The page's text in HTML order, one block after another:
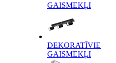
GAISMEKĻI
DEKORATĪVIE
GAISMEKĻI